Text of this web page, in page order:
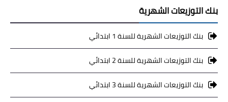
بنك التوزيعات الشهرية
بنك التوزيعات الشهرية للسنة 1 ابتدائي
بنك التوزيعات الشهرية للسنة 2 ابتدائي
بنك التوزيعات الشهرية للسنة 3 ابتدائي